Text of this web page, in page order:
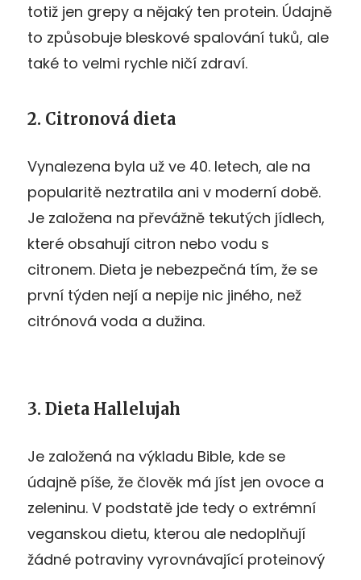
totiž jen grepy a nějaký ten protein. Údajně
to způsobuje bleskové spalování tuků, ale
také to velmi rychle ničí zdraví.
2. Citronová dieta
Vynalezena byla už ve 40. letech, ale na
popularitě neztratila ani v moderní době.
Je založena na převážně tekutých jídlech,
které obsahují citron nebo vodu s
citronem. Dieta je nebezpečná tím, že se
první týden nejí a nepije nic jiného, než
citrónová voda a dužina.
3. Dieta Hallelujah
Je založená na výkladu Bible, kde se
údajně píše, že člověk má jíst jen ovoce a
zeleninu. V podstatě jde tedy o extrémní
veganskou dietu, kterou ale nedoplňují
žádné potraviny vyrovnávající proteinový